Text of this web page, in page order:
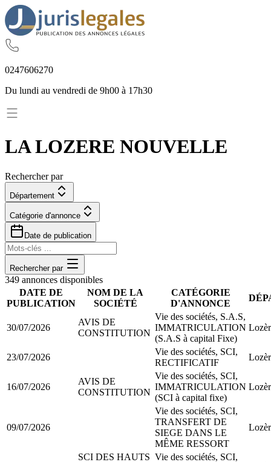
0247606270
Du lundi au vendredi de 9h00 à 17h30
LA LOZERE NOUVELLE
Rechercher par
Département
Catégorie d'annonce
Date de publication
Rechercher par
349 annonces disponibles
DATE DE
PUBLICATION
NOM DE LA
SOCIÉTÉ
CATÉGORIE
D'ANNONCE
30/07/2026
AVIS DE
CONSTITUTION
Vie des sociétés, S.A.S,
IMMATRICULATION
(S.A.S à capital Fixe)
23/07/2026
Vie des sociétés, SCI,
RECTIFICATIF
16/07/2026
AVIS DE
CONSTITUTION
Vie des sociétés, SCI,
IMMATRICULATION
(SCI à capital fixe)
09/07/2026
Vie des sociétés, SCI,
TRANSFERT DE
SIEGE DANS LE
MÊME RESSORT
SCI DES HAUTS Vie des sociétés, SCI,